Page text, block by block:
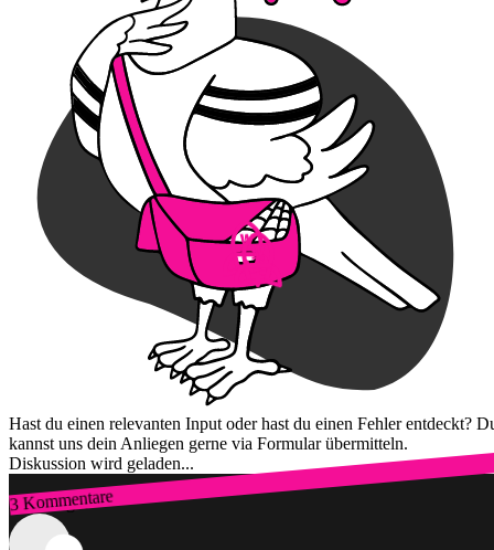
Hast du einen relevanten Input oder hast du einen Fehler entdeckt?
kannst uns dein Anliegen gerne via Formular übermitteln.
Diskussion wird geladen...
3 Kommentare
Zum Login